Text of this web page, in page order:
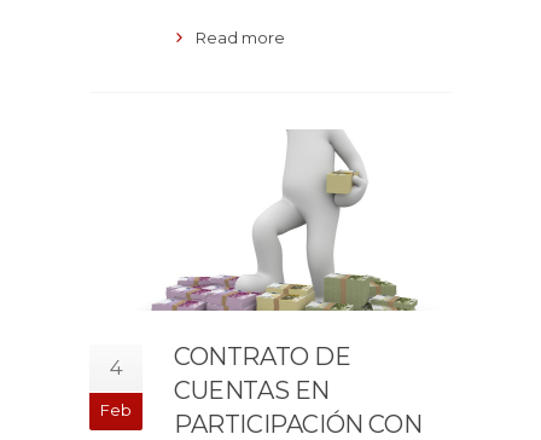
Read more
4
Feb
CONTRATO DE
CUENTAS EN
PARTICIPACIÓN CON